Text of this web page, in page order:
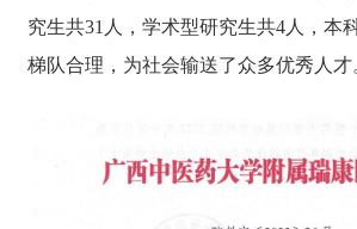
究生共31人，学术型研究生共4人，本
梯队合理，为社会输送了众多优秀人才